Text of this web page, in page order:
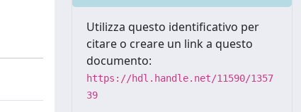
Utilizza questo identificativo per
citare o creare un link a questo
documento:
https://hdl.handle.net/11590/1357
39